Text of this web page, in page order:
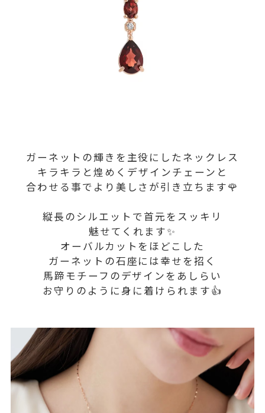
ガーネットの輝きを主役にしたネックレス
キラキラと煌めくデザインチェーンと
合わせる事でより美しさが引き立ちます🌹
縦長のシルエットで首元をスッキリ
魅せてくれます✨
オーバルカットをほどこした
ガーネットの石座には幸せを招く
馬蹄モチーフのデザインをあしらい
お守りのように身に着けられます👍